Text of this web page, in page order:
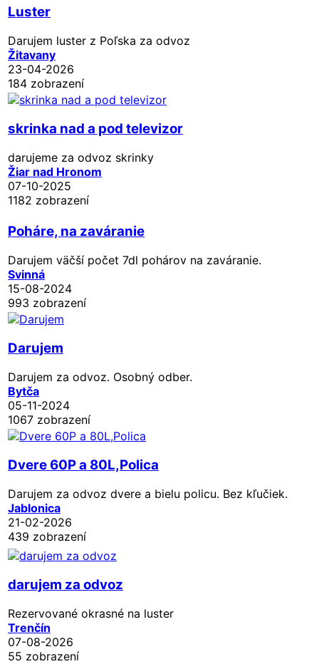
Luster
Darujem luster z Poľska za odvoz
Žitavany
23-04-2026
184 zobrazení
skrinka nad a pod televizor
darujeme za odvoz skrinky
Žiar nad Hronom
07-10-2025
1182 zobrazení
Poháre, na zaváranie
Darujem väčší počet 7dl pohárov na zaváranie.
Svinná
15-08-2024
993 zobrazení
Darujem
Darujem za odvoz. Osobný odber.
Bytča
05-11-2024
1067 zobrazení
Dvere 60P a 80L,Polica
Darujem za odvoz dvere a bielu policu. Bez kľučiek.
Jablonica
21-02-2026
439 zobrazení
darujem za odvoz
Rezervované okrasné na luster
Trenčín
07-08-2026
55 zobrazení